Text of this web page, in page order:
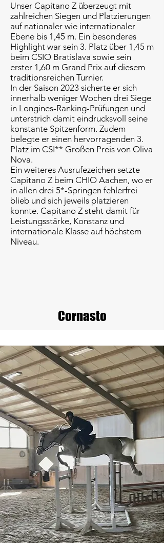
Unser Capitano Z überzeugt mit
zahlreichen Siegen und Platzierungen
auf nationaler wie internationaler
Ebene bis 1,45 m. Ein besonderes
Highlight war sein 3. Platz über 1,45 m
beim CSIO Bratislava sowie sein
erster 1,60 m Grand Prix auf diesem
traditionsreichen Turnier.
In der Saison 2023 sicherte er sich
innerhalb weniger Wochen drei Siege
in Longines-Ranking-Prüfungen und
unterstrich damit eindrucksvoll seine
konstante Spitzenform. Zudem
belegte er einen hervorragenden 3.
Platz im CSI** Großen Preis von Oliva
Nova.
Ein weiteres Ausrufezeichen setzte
Capitano Z beim CHIO Aachen, wo er
in allen drei 5*-Springen fehlerfrei
blieb und sich jeweils platzieren
konnte. Capitano Z steht damit für
Leistungsstärke, Konstanz und
internationale Klasse auf höchstem
Niveau.
Cornasto